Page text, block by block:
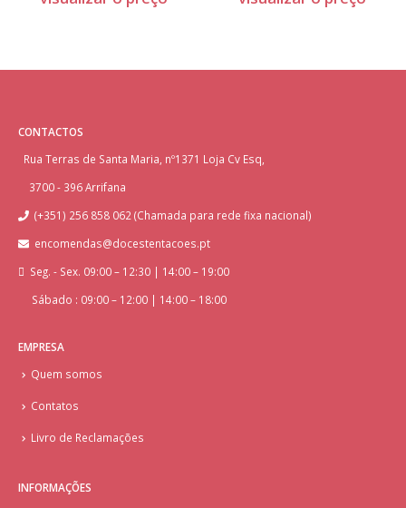
CONTACTOS
Rua Terras de Santa Maria, nº1371 Loja Cv Esq,
3700 - 396 Arrifana
(+351) 256 858 062 (Chamada para rede fixa nacional)
encomendas@docestentacoes.pt
Seg. - Sex. 09:00 – 12:30 | 14:00 – 19:00
Sábado : 09:00 – 12:00 | 14:00 – 18:00
EMPRESA
Quem somos
Contatos
Livro de Reclamações
INFORMAÇÕES